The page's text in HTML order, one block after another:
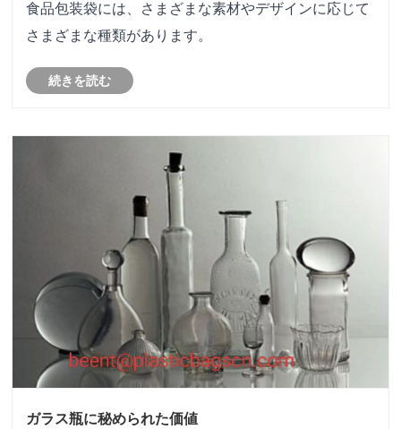
食品包装袋には、さまざまな素材やデザインに応じて
さまざまな種類があります。
続きを読む
ガラス瓶に秘められた価値